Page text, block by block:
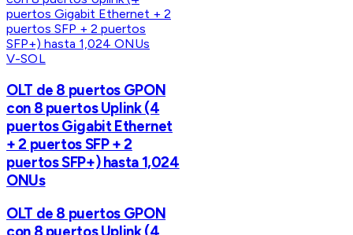
V-SOL
OLT de 8 puertos GPON
con 8 puertos Uplink (4
puertos Gigabit Ethernet
+ 2 puertos SFP + 2
puertos SFP+) hasta 1,024
ONUs
OLT de 8 puertos GPON
con 8 puertos Uplink (4